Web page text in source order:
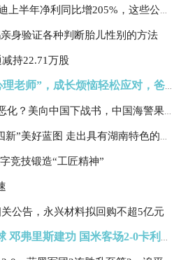
身验证各种判断胎儿性别的方法
持22.71万股
竞技锻造“工匠精神”
公告，永兴材料拟回购不超5亿元